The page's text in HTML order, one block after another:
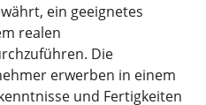
ein geeignetes
realen
Die
erwerben in einem
und Fertigkeiten